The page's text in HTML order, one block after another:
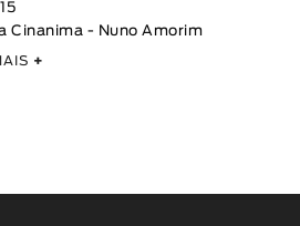
Cinanima - Nuno Amorim
+